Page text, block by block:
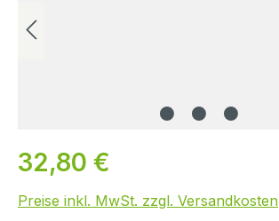
32,80 €
Preise inkl. MwSt. zzgl. Versandkosten